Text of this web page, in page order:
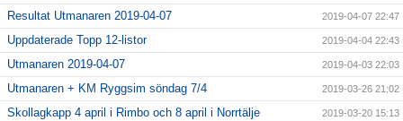
Resultat Utmanaren 2019-04-07 2019-04-07 22:47
Uppdaterade Topp 12-listor 2019-04-04 22:43
Utmanaren 2019-04-07 2019-04-03 22:03
Utmanaren + KM Ryggsim söndag 7/4 2019-03-26 21:02
Skollagkapp 4 april i Rimbo och 8 april i Norrtälje 2019-03-20 15:13